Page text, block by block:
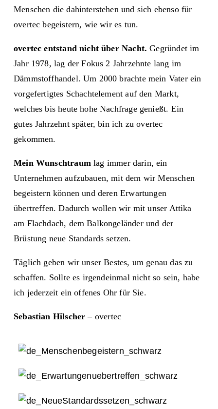
Menschen die dahinterstehen und sich ebenso für
overtec begeistern, wie wir es tun.
overtec entstand nicht über Nacht. Gegründet im
Jahr 1978, lag der Fokus 2 Jahrzehnte lang im
Dämmstoffhandel. Um 2000 brachte mein Vater ein
vorgefertigtes Schachtelement auf den Markt,
welches bis heute hohe Nachfrage genießt. Ein
gutes Jahrzehnt später, bin ich zu overtec
gekommen.
Mein Wunschtraumlag immer darin, ein
Unternehmen aufzubauen, mit dem wir Menschen
begeistern können und deren Erwartungen
übertreffen. Dadurch wollen wir mit unser Attika
am Flachdach, dem Balkongeländer und der
Brüstung neue Standards setzen.
Täglich geben wir unser Bestes, um genau das zu
schaffen. Sollte es irgendeinmal nicht so sein, habe
ich jederzeit ein offenes Ohr für Sie.
Sebastian Hilscher – overtec